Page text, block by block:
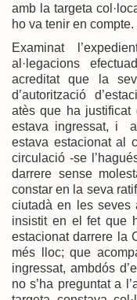
amb la targeta
ho va tenir en compte.
Examinat
al·legacions
acreditat que la
d’autorització
atès que ha
estava ingressat, i
estava estacionat al
circulació -se
darrere sense
constar en la seva
ciutadà en les seves
insistit en el fet que
estacionat darrere la
més lloc; que
ingressat, ambdós
no s’ha preguntat a